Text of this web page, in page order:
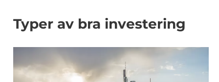
Typer av bra investering